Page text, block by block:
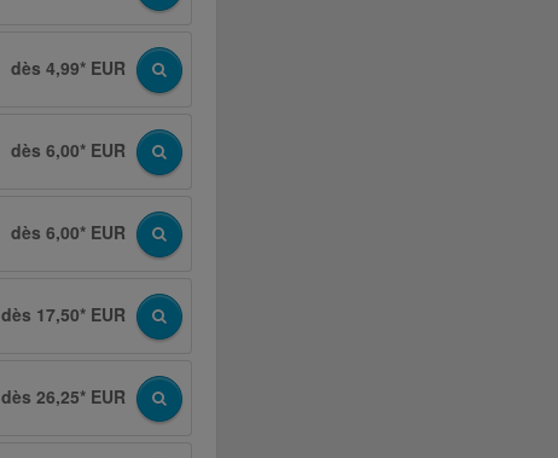
dès 4,99* EUR
dès 6,00* EUR
dès 6,00* EUR
dès 17,50* EUR
dès 26,25* EUR